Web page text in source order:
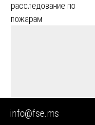
расследование по
пожарам
🟥 Экспертиза
электросчетчика
info@fse.ms